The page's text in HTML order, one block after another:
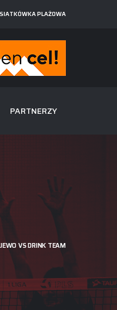
SIATKÓWKA PLAŻOWA
PARTNERZY
VS DRINK TEAM